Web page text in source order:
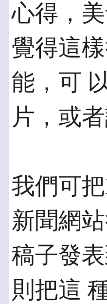
心得，
覺得這
能，可
片，或
我們可
新聞網
稿子發
則把這